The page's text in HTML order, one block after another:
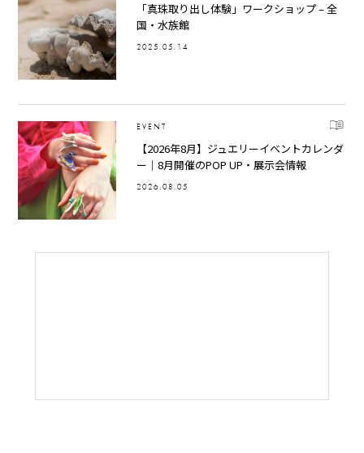
「真珠取り出し体験」ワークショップ – 全
国・水族館
2025.05.14
EVENT
【2026年8月】ジュエリーイベントカレンダ
ー｜8月開催のPOP UP・展示会情報
2026.08.05